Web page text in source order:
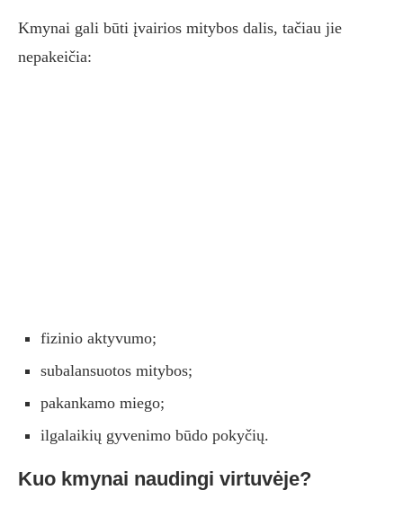
Kmynai gali būti įvairios mitybos dalis, tačiau jie
nepakeičia:
fizinio aktyvumo;
subalansuotos mitybos;
pakankamo miego;
ilgalaikių gyvenimo būdo pokyčių.
Kuo kmynai naudingi virtuvėje?